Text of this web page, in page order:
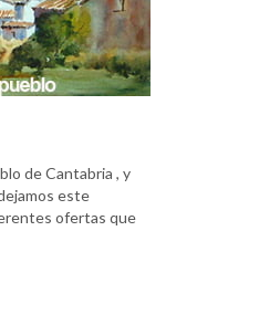
de Cantabria , y
este
ofertas que